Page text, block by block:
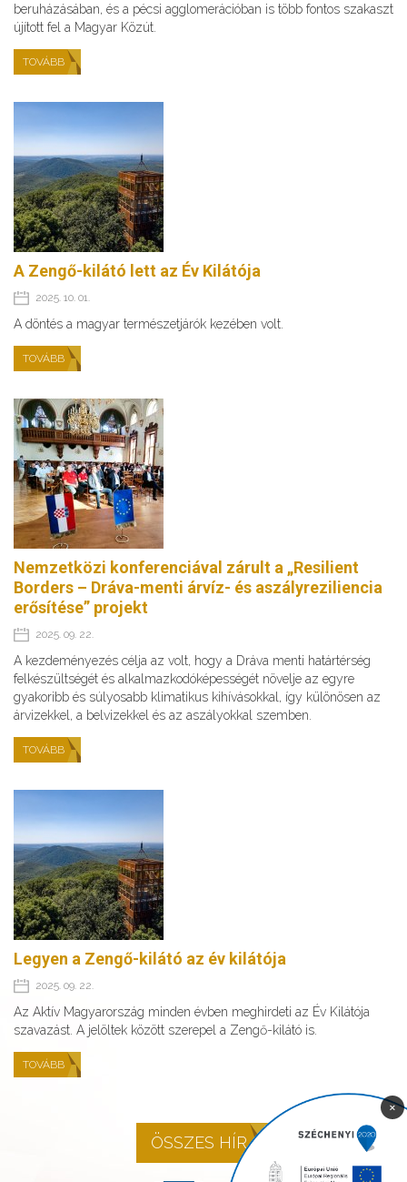
beruházásában, és a pécsi agglomerációban is több fontos szakaszt
újított fel a Magyar Közút.
TOVÁBB
A Zengő-kilátó lett az Év Kilátója
2025. 10. 01.
A döntés a magyar természetjárók kezében volt.
TOVÁBB
Nemzetközi konferenciával zárult a „Resilient
Borders – Dráva-menti árvíz- és aszályreziliencia
erősítése” projekt
2025. 09. 22.
A kezdeményezés célja az volt, hogy a Dráva menti határtérség
felkészültségét és alkalmazkodóképességét növelje az egyre
gyakoribb és súlyosabb klimatikus kihívásokkal, így különösen az
árvizekkel, a belvizekkel és az aszályokkal szemben.
TOVÁBB
Legyen a Zengő-kilátó az év kilátója
2025. 09. 22.
Az Aktív Magyarország minden évben meghirdeti az Év Kilátója
szavazást. A jelöltek között szerepel a Zengő-kilátó is.
TOVÁBB
ÖSSZES HÍR
×